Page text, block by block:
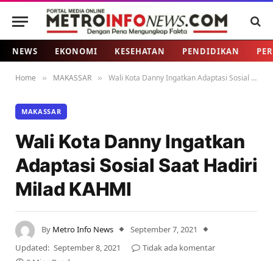
NEWS EKONOMI KESEHATAN PENDIDIKAN
Home » MAKASSAR » Wali Kota Danny Ingatkan Adaptasi Sosial Saat Hadiri Milad KAHMI
MAKASSAR
Wali Kota Danny Ingatkan
Adaptasi Sosial Saat Hadiri
Milad KAHMI
By Metro Info News
September 7, 2021
Updated: September 8, 2021
Tidak ada komentar